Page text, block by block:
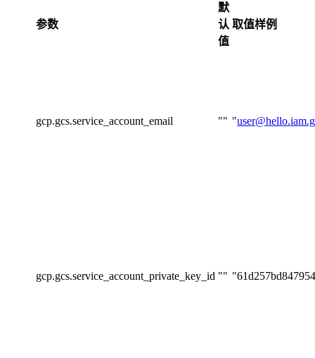
参数
默
认
值
取值样例
gcp.gcs.service_account_email "" "
gcp.gcs.service_account_private_key_id ""